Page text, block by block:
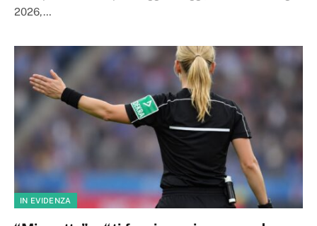
2026,…
IN EVIDENZA